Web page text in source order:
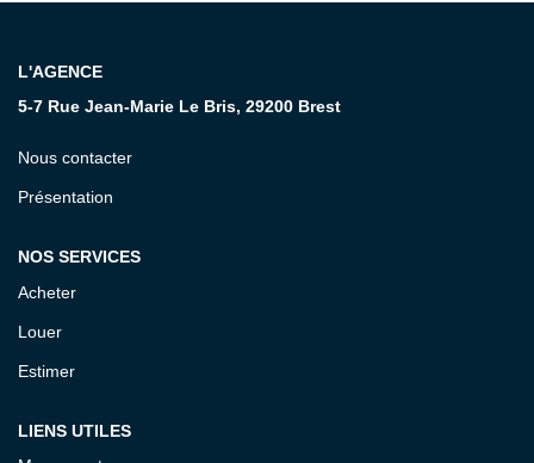
L'AGENCE
5-7 Rue Jean-Marie Le Bris, 29200 Brest
Nous contacter
Présentation
NOS SERVICES
Acheter
Louer
Estimer
LIENS UTILES